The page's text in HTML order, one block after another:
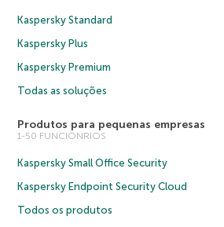
Kaspersky Standard
Kaspersky Plus
Kaspersky Premium
Todas as soluções
Produtos para pequenas empresas
1-50 FUNCIONRIOS
Kaspersky Small Office Security
Kaspersky Endpoint Security Cloud
Todos os produtos